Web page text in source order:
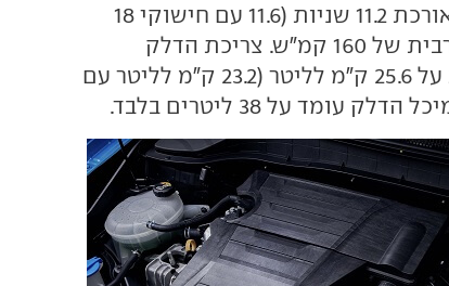
וההאצה ל-100 קמ"ש אורכת 11.2 שניות (11.6 עם חישוקי 18
אינץ') לכדי מהירות מירבית של 160 קמ"ש. צריכת הדלק
במסלול משולב עומדת על 25.6 ק"מ לליטר (23.2 ק"מ לליטר עם